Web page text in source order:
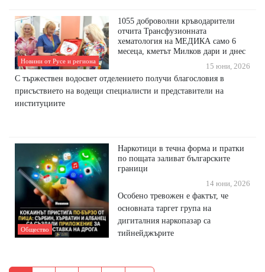
Новини от Русе и региона
1055 доброволни кръводарители
отчита Трансфузионната
хематология на МЕДИКА само 6
месеца, кметът Милков дари и днес
15 юни, 2026
С тържествен водосвет отделението получи благословия в
присъствието на водещи специалисти и представители на
институциите
Общество
Наркотици в течна форма и пратки
по пощата заливат българските
граници
14 юни, 2026
Особено тревожен е фактът, че
основната таргет група на
дигиталния наркопазар са
тийнейджърите